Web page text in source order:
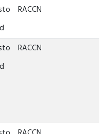
RACCN
RACCN